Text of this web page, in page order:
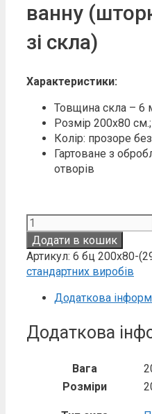
ванну
зі скла)
Характеристики:
Товщина скла – 6
Розмір 200х80 см.;
Колір: прозоре
Гартоване з
отворів
Скло
мм
прозоре
кількість
Додати в кошик
Артикул: 6 бц 200х80-
стандартних виробів
Додаткова
Додаткова
Вага
Розміри